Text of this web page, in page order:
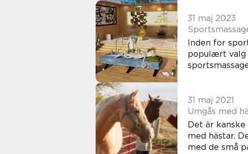
31 maj 2023
Inden for
populært valg
31 maj 2021
Umgås med
Det är
med hästar.
med de små